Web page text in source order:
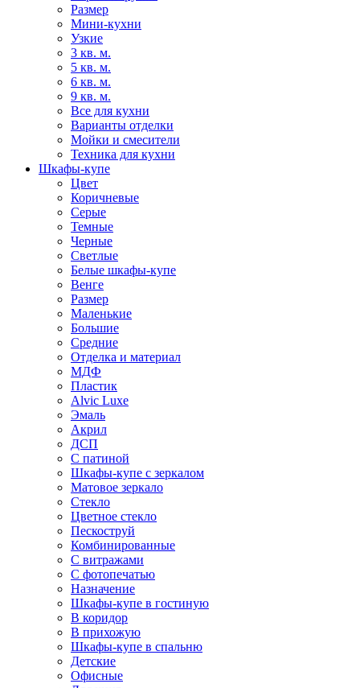
Размер
Мини-кухни
Узкие
3 кв. м.
5 кв. м.
6 кв. м.
9 кв. м.
Все для кухни
Варианты отделки
Мойки и смесители
Техника для кухни
Шкафы-купе
Цвет
Коричневые
Серые
Темные
Черные
Светлые
Белые шкафы-купе
Венге
Размер
Маленькие
Большие
Средние
Отделка и материал
МДФ
Пластик
Alvic Luxe
Эмаль
Акрил
ДСП
С патиной
Шкафы-купе с зеркалом
Матовое зеркало
Стекло
Цветное стекло
Пескоструй
Комбинированные
С витражами
С фотопечатью
Назначение
Шкафы-купе в гостиную
В коридор
В прихожую
Шкафы-купе в спальню
Детские
Офисные